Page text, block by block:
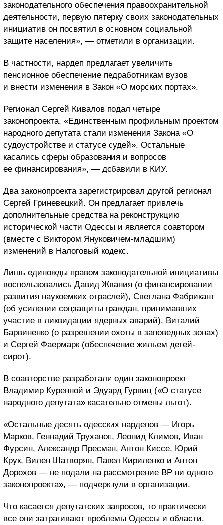
законодательного обеспечения правоохранительной
деятельности, первую пятерку своих законодательных
инициатив он посвятил в основном социальной
защите населения», — отметили в организации.
В частности, нардеп предлагает увеличить
пенсионное обеспечение педработникам вузов
и внести изменения в Закон «О морских портах».
Регионал Сергей Кивалов подал четыре
законопроекта. «Единственным профильным проектом
народного депутата стали изменения Закона «О
судоустройстве и статусе судей». Остальные
касались сферы образования и вопросов
ее финансирования», — добавили в КИУ.
Два законопроекта зарегистрировал другой регионал
Сергей Гриневецкий. Он предлагает привлечь
дополнительные средства на реконструкцию
исторической части Одессы и является соавтором
(вместе с Виктором Януковичем-младшим)
изменений в Налоговый кодекс.
Лишь единожды правом законодательной инициативы
воспользовались Давид Жвания (о финансировании
развития наукоемких отраслей), Светлана Фабрикант
(об усилении соцзащиты граждан, принимавших
участие в ликвидации ядерных аварий), Виталий
Барвиненко (о разрешении охоты в заповедных зонах)
и Сергей Фаермарк (обеспечение жильем детей-
сирот).
В соавторстве разработали один законопроект
Владимир Куренной и Эдуард Гурвиц («О статусе
народного депутата» касательно отмены льгот).
«Остальные десять одесских нардепов — Игорь
Марков, Геннадий Труханов, Леонид Климов, Иван
Фурсин, Александр Пресман, Антон Киссе, Юрий
Крук, Вилен Шатворян, Павел Кириленко и Антон
Дорохов — не подали на рассмотрение ВР ни одного
законопроекта», — подчеркнули в организации.
Что касается депутатских запросов, то практически
все они затрагивают проблемы Одессы и области.